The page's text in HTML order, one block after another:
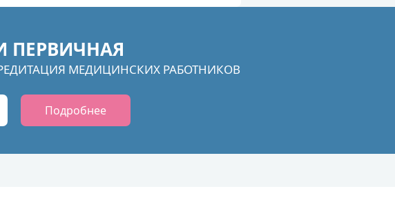
ПЕРВИЧНАЯ
МЕДИЦИНСКИХ РАБОТНИКОВ
Подробнее